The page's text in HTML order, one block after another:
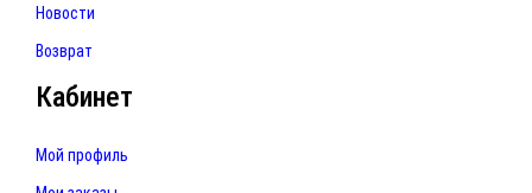
Новости
Возврат
Кабинет
Мой профиль